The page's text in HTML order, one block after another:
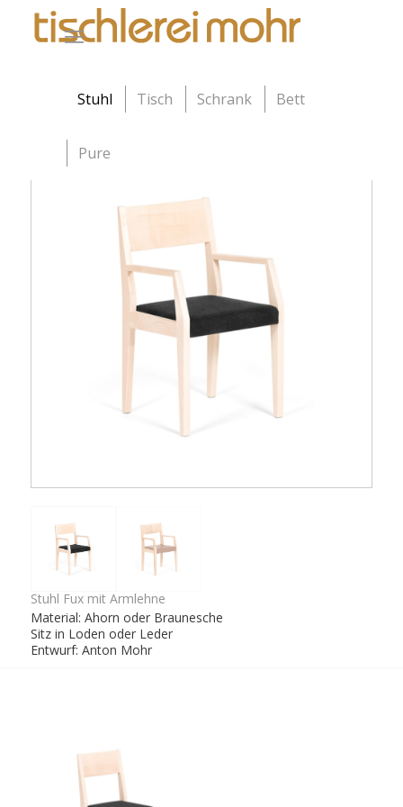
Stuhl Tisch Schrank Bett
Pure
Stuhl Fux mit Armlehne
Material: Ahorn oder Braunesche
Sitz in Loden oder Leder
Entwurf: Anton Mohr